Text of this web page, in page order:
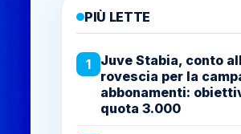
PIÙ LETTE
1
Juve Stabia, conto
rovescia per la
abbonamenti:
quota 3.000